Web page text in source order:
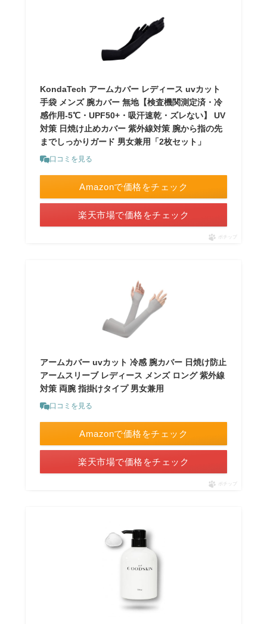
KondaTech アームカバー レディース uvカット
手袋 メンズ 腕カバー 無地【検査機関測定済・冷
感作用-5℃・UPF50+・吸汗速乾・ズレない】 UV
対策 日焼け止めカバー 紫外線対策 腕から指の先
までしっかりガード 男女兼用「2枚セット」
口コミを見る
Amazonで価格をチェック
楽天市場で価格をチェック
ポチップ
アームカバー uvカット 冷感 腕カバー 日焼け防止
アームスリーブ レディース メンズ ロング 紫外線
対策 両腕 指掛けタイプ 男女兼用
口コミを見る
Amazonで価格をチェック
楽天市場で価格をチェック
ポチップ